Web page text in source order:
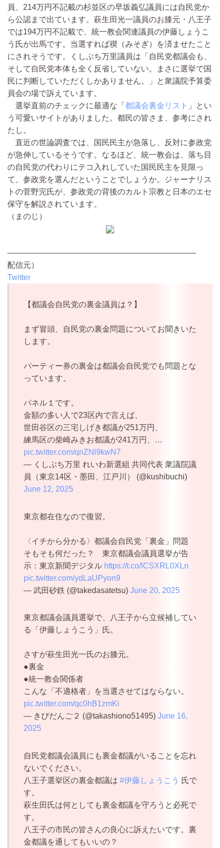
員、214万円不記載の杉並区の早坂義弘議員には自民党か
ら公認まで出ています。萩生田光一議員のお膝元・八王子
では194万円不記載で、統一教会関連議員の伊藤しょうこ
う氏が出馬です。当選すれば禊（みそぎ）を済ませたこと
にされそうです。くしぶち万里議員は「自民党都議会も、
そして自民党本体も全く反省していない。まさに選挙で国
民に判断していただくしかありません。」と衆議院予算委
員会の場で訴えています。
選挙直前のチェックに最適な「 都議会裏金リスト 」とい
う可愛いサイトがありました。都民の皆さま、参考にされ
たし。
直近の世論調査では、国民民主が急落し、反対に参政党
が急伸しているそうです。なるほど、統一教会は、落ち目
の自民党の代わりにテコ入れしていた国民民主を見限っ
て、参政党を選んだということでしょうか。ジャーナリス
トの菅野完氏が、参政党の背後のカルト宗教と日本のエセ
保守を解説されています。
（まのじ）
————————————————————————
配信元）
Twitter
【都議会自民党の裏金議員は？】
まず冒頭、自民党の裏金問題についてお聞きいた
します。
パーティー券の裏金は都議会自民党でも問題とな
っています。
パネル１です。
金額の多い人で23区内で言えば、
世田谷区の三宅しげき都議が251万円、
練馬区の柴崎みきお都議が241万円、…
pic.twitter.com/qnZNl9kwN7
— くしぶち万里 れいわ新選組 共同代表 衆議院議
員（東京14区・墨田、江戸川） (@kushibuchi)
June 12, 2025
東京都在住なので復習。
〈イチから分かる〉都議会自民党「裏金」問題
そもそも何だった？ 東京都議会議員選挙が告
示：東京新聞デジタル https://t.co/lCSXRL0XLn
pic.twitter.com/ydLaUPyon9
— 武田砂鉄 (@takedasatetsu) June 20, 2025
東京都議会議員選挙で、八王子から立候補してい
る「伊藤しょうこう」氏。
さすが萩生田光一氏のお膝元。
●裏金
●統一教会関係者
こんな「不適格者」を当選させてはならない。
pic.twitter.com/qc0hB1zmKi
— きびだんご２ (@takashiono51495) June 16,
2025
自民党都議会議員にも裏金都議がいることを忘れ
ないでください。
八王子選挙区の裏金都議は #伊藤しょうこう 氏で
す。
萩生田氏は何としても裏金都議を守ろうと必死で
す。
八王子の市民の皆さんの良心に訴えたいです。裏
金都議を通してもいいの？